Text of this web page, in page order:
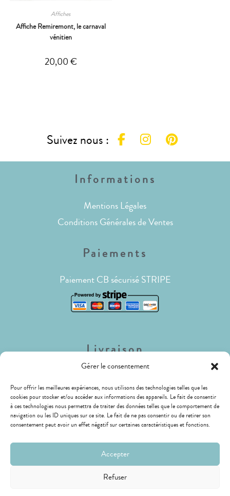
Gérer le consentement
Pour offrir les meilleures expériences, nous utilisons des technologies telles que les
cookies pour stocker et/ou accéder aux informations des appareils. Le fait de consentir
à ces technologies nous permettra de traiter des données telles que le comportement de
navigation ou les ID uniques sur ce site. Le fait de ne pas consentir ou de retirer son
consentement peut avoir un effet négatif sur certaines caractéristiques et fonctions.
Accepter
Refuser
Affiches
Affiche Remiremont, le carnaval
vénitien
20,00€
Suivez nous :
Informations
Mentions Légales
Conditions Générales de Ventes
Paiements
Paiement CB sécurisé STRIPE
Livraison
Livraison Mondial Relay (Relais ou Locker)
LIVRAISON GRATUITE !